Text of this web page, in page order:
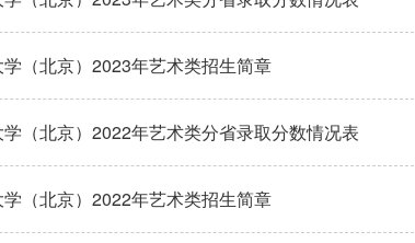
（北京）2023年艺术类招生简章
（北京）2022年艺术类分省录取分数情况表
（北京）2022年艺术类招生简章